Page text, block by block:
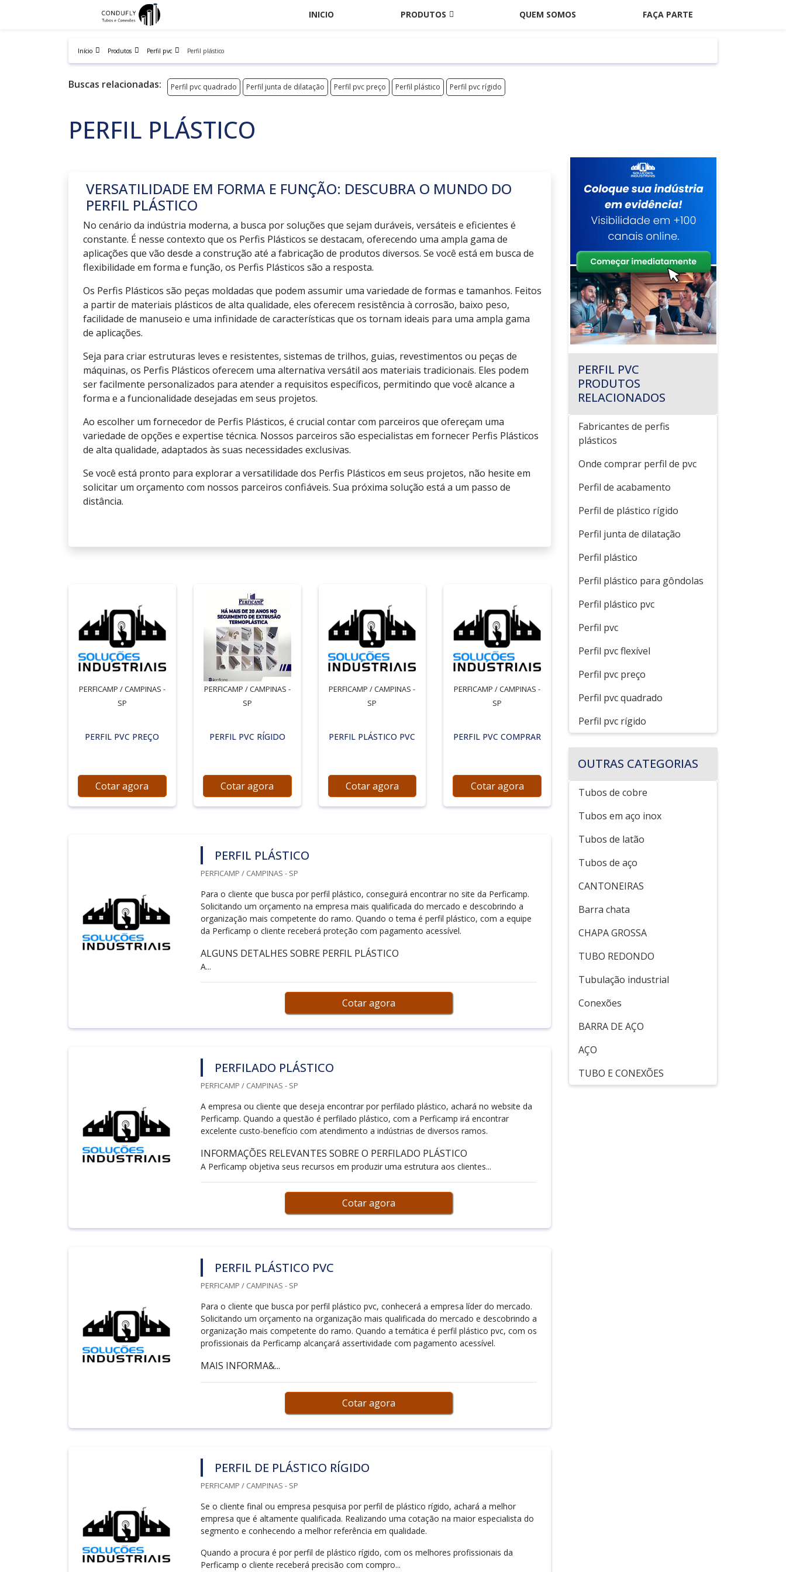
INICIO PRODUTOS QUEM SOMOS FAÇA PARTE
Início Produtos Perfil pvc Perfil plástico
Buscas relacionadas: Perfil pvc quadrado Perfil junta de dilatação Perfil pvc preço Perfil plástico Perfil pvc rígido
PERFIL PLÁSTICO
VERSATILIDADE EM FORMA E FUNÇÃO: DESCUBRA O MUNDO DO
PERFIL PLÁSTICO
No cenário da indústria moderna, a busca por soluções que sejam duráveis, versáteis e eficientes é
constante. É nesse contexto que os Perfis Plásticos se destacam, oferecendo uma ampla gama de
aplicações que vão desde a construção até a fabricação de produtos diversos. Se você está em busca de
flexibilidade em forma e função, os Perfis Plásticos são a resposta.
Os Perfis Plásticos são peças moldadas que podem assumir uma variedade de formas e tamanhos. Feitos
a partir de materiais plásticos de alta qualidade, eles oferecem resistência à corrosão, baixo peso,
facilidade de manuseio e uma infinidade de características que os tornam ideais para uma ampla gama
de aplicações.
Seja para criar estruturas leves e resistentes, sistemas de trilhos, guias, revestimentos ou peças de
máquinas, os Perfis Plásticos oferecem uma alternativa versátil aos materiais tradicionais. Eles podem
ser facilmente personalizados para atender a requisitos específicos, permitindo que você alcance a
forma e a funcionalidade desejadas em seus projetos.
Ao escolher um fornecedor de Perfis Plásticos, é crucial contar com parceiros que ofereçam uma
variedade de opções e expertise técnica. Nossos parceiros são especialistas em fornecer Perfis Plásticos
de alta qualidade, adaptados às suas necessidades exclusivas.
Se você está pronto para explorar a versatilidade dos Perfis Plásticos em seus projetos, não hesite em
solicitar um orçamento com nossos parceiros confiáveis. Sua próxima solução está a um passo de
distância.
PERFICAMP / CAMPINAS -
SP
PERFIL PVC PREÇO
Cotar agora
PERFICAMP / CAMPINAS -
SP
PERFIL PVC RÍGIDO
Cotar agora
PERFICAMP / CAMPINAS -
SP
PERFIL PLÁSTICO PVC
Cotar agora
PERFICAMP / CAMPINAS -
SP
PERFIL PVC COMPRAR
Cotar agora
PERFIL PLÁSTICO
PERFICAMP / CAMPINAS - SP
Para o cliente que busca por perfil plástico, conseguirá encontrar no site da Perficamp.
Solicitando um orçamento na empresa mais qualificada do mercado e descobrindo a
organização mais competente do ramo. Quando o tema é perfil plástico, com a equipe
da Perficamp o cliente receberá proteção com pagamento acessível.
ALGUNS DETALHES SOBRE PERFIL PLÁSTICO
A...
Cotar agora
PERFILADO PLÁSTICO
PERFICAMP / CAMPINAS - SP
A empresa ou cliente que deseja encontrar por perfilado plástico, achará no website da
Perficamp. Quando a questão é perfilado plástico, com a Perficamp irá encontrar
excelente custo-benefício com atendimento a indústrias de diversos ramos.
INFORMAÇÕES RELEVANTES SOBRE O PERFILADO PLÁSTICO
A Perficamp objetiva seus recursos em produzir uma estrutura aos clientes...
Cotar agora
PERFIL PLÁSTICO PVC
PERFICAMP / CAMPINAS - SP
Para o cliente que busca por perfil plástico pvc, conhecerá a empresa líder do mercado.
Solicitando um orçamento na organização mais qualificada do mercado e descobrindo a
organização mais competente do ramo. Quando a temática é perfil plástico pvc, com os
profissionais da Perficamp alcançará assertividade com pagamento acessível.
MAIS INFORMA&...
Cotar agora
PERFIL DE PLÁSTICO RÍGIDO
PERFICAMP / CAMPINAS - SP
Se o cliente final ou empresa pesquisa por perfil de plástico rígido, achará a melhor
empresa que é altamente qualificada. Realizando uma cotação na maior especialista do
segmento e conhecendo a melhor referência em qualidade.
Quando a procura é por perfil de plástico rígido, com os melhores profissionais da
Perficamp o cliente receberá precisão com compro...
PERFIL PVC
PRODUTOS
RELACIONADOS
Fabricantes de perfis
plásticos
Onde comprar perfil de pvc
Perfil de acabamento
Perfil de plástico rígido
Perfil junta de dilatação
Perfil plástico
Perfil plástico para gôndolas
Perfil plástico pvc
Perfil pvc
Perfil pvc flexível
Perfil pvc preço
Perfil pvc quadrado
Perfil pvc rígido
OUTRAS CATEGORIAS
Tubos de cobre
Tubos em aço inox
Tubos de latão
Tubos de aço
CANTONEIRAS
Barra chata
CHAPA GROSSA
TUBO REDONDO
Tubulação industrial
Conexões
BARRA DE AÇO
AÇO
TUBO E CONEXÕES